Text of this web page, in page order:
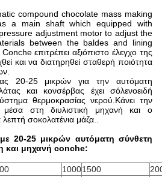
compound chocolate mass making
a main shaft which equipped with
adjustment motor to adjust the
between the baldes and lining
επιτρέπει αξιόπιστο έλεγχο της
και να διατηρηθεί σταθερή ποιότητα
20-25 μικρών για την αυτόματη
και κονσέρβας έχει σόλενοειδή
θερμοκρασίας νερού.Κάνει την
μέσα στη διυλιστική μηχανή και ο
σοκολατένια μάζα..
20-25 μικρών αυτόματη σύνθετη
και μηχανή conche:
10001500